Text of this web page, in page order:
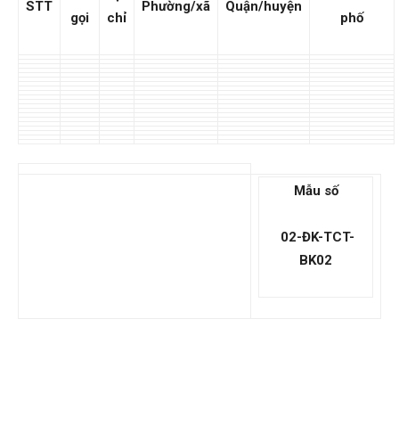
STT
gọi
chỉ
Phường/xã Quận/huyện
phố
Mẫu số
02-ĐK-TCT-
BK02